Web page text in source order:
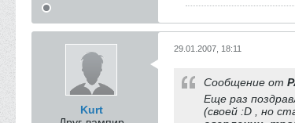
Kurt
29.01.2007, 18:11
Сообщение от
Еще раз
(своей :D , но